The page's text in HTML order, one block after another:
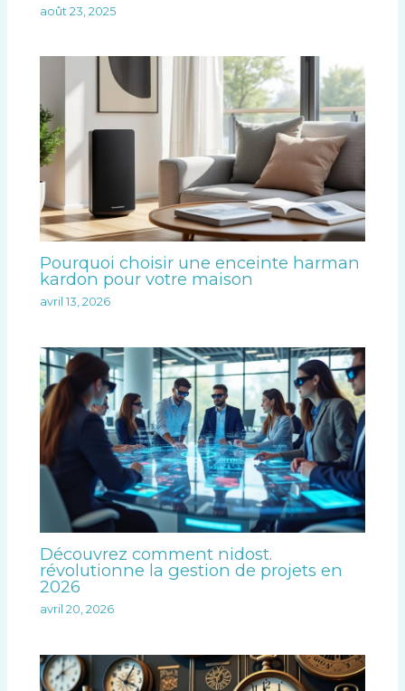
août 23, 2025
Pourquoi choisir une enceinte harman
kardon pour votre maison
avril 13, 2026
Découvrez comment nidost.
révolutionne la gestion de projets en
2026
avril 20, 2026